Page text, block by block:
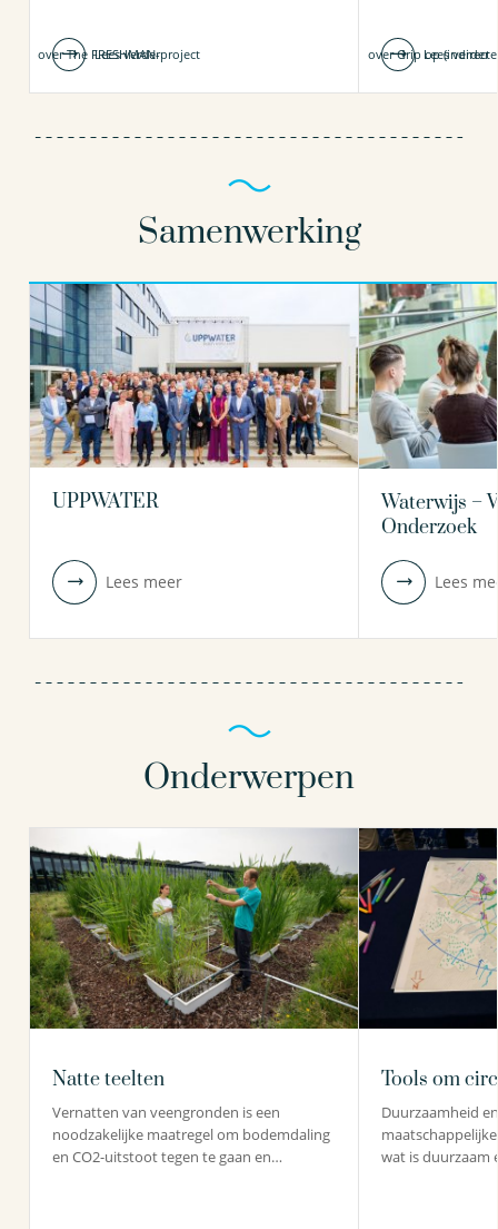
Lees verder Lees verder
over The FRESHMAN-project over Grip op
Samenwerking
UPPWATER
Lees meer
Waterwijs –
Onderzoek
Lees
Onderwerpen
Natte teelten
Vernatten van veengronden is een
noodzakelijke maatregel om bodemdaling
en CO2-uitstoot tegen te gaan en…
Tools om
Duurzaamheid
wat is duurzaam